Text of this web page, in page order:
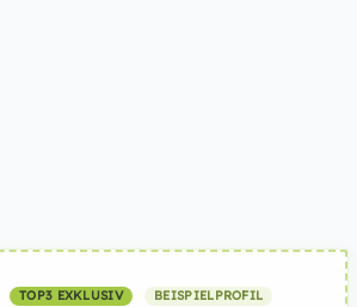
TOP3 EXKLUSIV BEISPIELPROFIL